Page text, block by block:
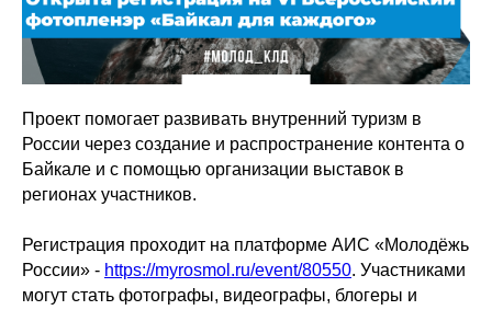
Проект помогает развивать внутренний туризм в
России через создание и распространение контента о
Байкале и с помощью организации выставок в
регионах участников.
Регистрация проходит на платформе АИС «Молодёжь
России» - https://myrosmol.ru/event/80550. Участниками
могут стать фотографы, видеографы, блогеры и